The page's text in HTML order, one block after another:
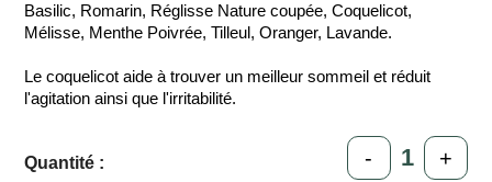
Basilic, Romarin, Réglisse Nature coupée, Coquelicot,
Mélisse, Menthe Poivrée, Tilleul, Oranger, Lavande.
Le coquelicot aide à trouver un meilleur sommeil et réduit
l'agitation ainsi que l'irritabilité.
Quantité : - +